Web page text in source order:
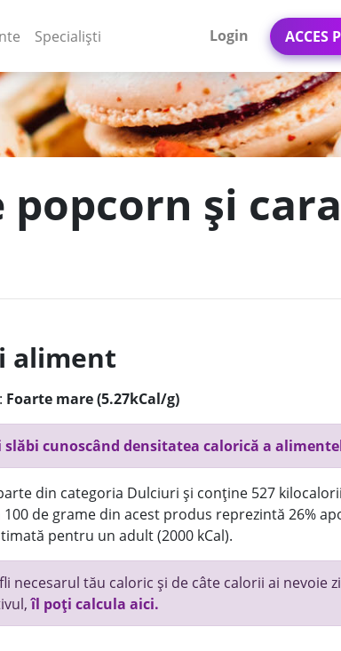
Specialiști Login ACCES
și
aliment
Foarte mare (5.27kCal/g)
cunoscând densitatea calorică a
din categoria Dulciuri și conține 527
100 de grame din acest produs reprezintă 26%
pentru un adult (2000 kCal).
necesarul tău caloric și de câte calorii ai nevoie
îl poți calcula aici.